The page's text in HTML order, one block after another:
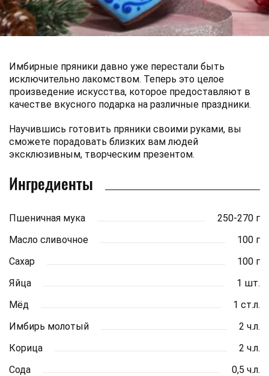
Имбирные пряники давно уже перестали быть
исключительно лакомством. Теперь это целое
произведение искусства, которое предоставляют в
качестве вкусного подарка на различные праздники.
Научившись готовить пряники своими руками, вы
сможете порадовать близких вам людей
эксклюзивным, творческим презентом.
Ингредиенты
Пшеничная мука
250-270 г
Масло сливочное
100 г
Сахар
100 г
Яйца
1 шт.
Мёд
1 ст.л.
Имбирь молотый
2 ч.л.
Корица
2 ч.л.
Сода
0,5 ч.л.